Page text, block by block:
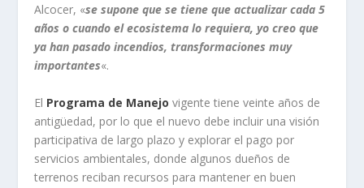
Alcocer, «se supone que se tiene que actualizar cada 5
años o cuando el ecosistema lo requiera, yo creo que
ya han pasado incendios, transformaciones muy
importantes«.
El Programa de Manejo vigente tiene veinte años de
antigüedad, por lo que el nuevo debe incluir una visión
participativa de largo plazo y explorar el pago por
servicios ambientales, donde algunos dueños de
terrenos reciban recursos para mantener en buen